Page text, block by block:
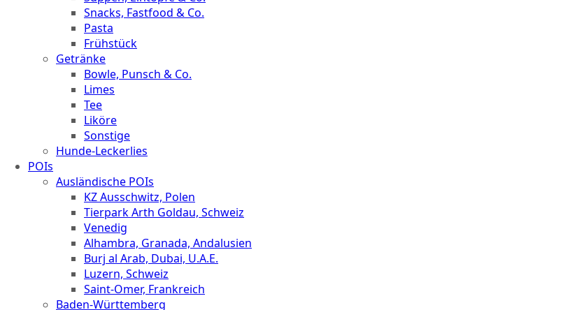
Snacks, Fastfood & Co.
Pasta
Frühstück
Getränke
Bowle, Punsch & Co.
Limes
Tee
Liköre
Sonstige
Hunde-Leckerlies
POIs
Ausländische POIs
KZ Ausschwitz, Polen
Tierpark Arth Goldau, Schweiz
Venedig
Alhambra, Granada, Andalusien
Burj al Arab, Dubai, U.A.E.
Luzern, Schweiz
Saint-Omer, Frankreich
Baden-Württemberg